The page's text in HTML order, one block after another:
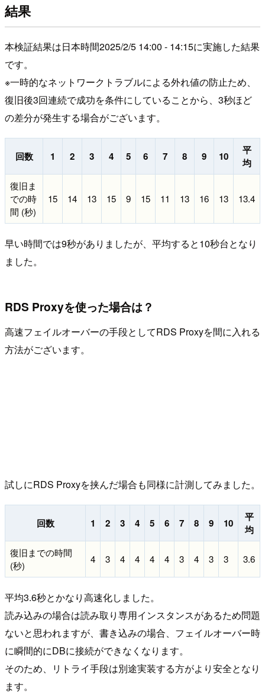
結果
本検証結果は日本時間2025/2/5 14:00 - 14:15に実施した結果
です。
※一時的なネットワークトラブルによる外れ値の防止ため、
復旧後3回連続で成功を条件にしていることから、3秒ほど
の差分が発生する場合がございます。
回数 1 2 3 4 5 6 7 8 9 10
平
均
復旧ま
での時
間 (秒)
15 14 13 15 9 15 11 13 16 13 13.4
早い時間では9秒がありましたが、平均すると10秒台となり
ました。
RDS Proxyを使った場合は？
高速フェイルオーバーの手段としてRDS Proxyを間に入れる
方法がございます。
試しにRDS Proxyを挟んだ場合も同様に計測してみました。
回数 1 2 3 4 5 6 7 8 9 10
平
均
復旧までの時間
(秒)
4 3 4 4 4 4 3 4 3 3 3.6
平均3.6秒とかなり高速化しました。
読み込みの場合は読み取り専用インスタンスがあるため問題
ないと思われますが、書き込みの場合、フェイルオーバー時
に瞬間的にDBに接続ができなくなります。
そのため、リトライ手段は別途実装する方がより安全となり
ます。